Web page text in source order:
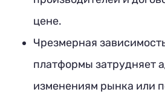
цене.
Чрезмерная
платформы затрудняет
изменениям рынка или